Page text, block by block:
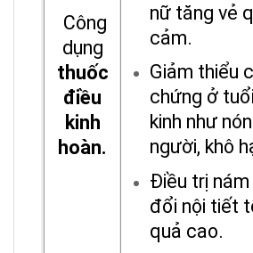
Công
dụng
thuốc
điều
kinh
hoàn.
nữ tăng vẻ
cảm.
Giảm thiểu
chứng ở
kinh như
người, khô
Điều trị
đổi nội tiết
quả cao.